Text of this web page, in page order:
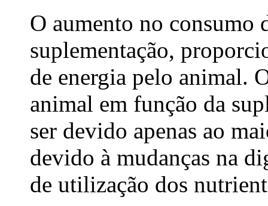
O aumento no consumo
suplementação,
de energia pelo animal.
animal em função da
ser devido apenas ao
devido à mudanças na
de utilização dos